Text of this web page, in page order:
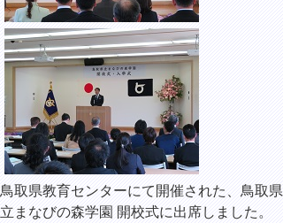
鳥取県教育センターにて開催された、鳥取県
立まなびの森学園 開校式に出席しました。